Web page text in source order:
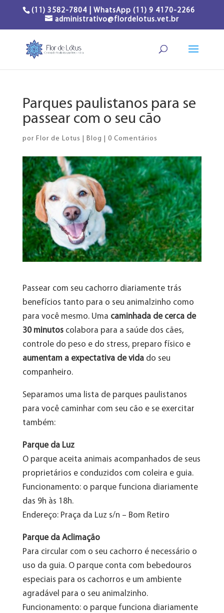
(11) 3582-7804 | WhatsApp (11) 9 4170-2266
administrativo@flordelotus.vet.br
Parques paulistanos para se
passear com o seu cão
por Flor de Lotus Blog 0 Comentários
Passear com seu cachorro diariamente trás
benefícios tanto para o seu animalzinho como
para você mesmo. Uma caminhada de cerca de
30 minutoscolabora para a saúde dos cães,
controle do peso e do stress, preparo físico e
aumentam a expectativa de vidado seu
companheiro.
Separamos uma lista de parques paulistanos
para você caminhar com seu cão e se exercitar
também:
Parque da Luz
O parque aceita animais acompanhados de seus
proprietários e conduzidos com coleira e guia.
Funcionamento: o parque funciona diariamente
das 9h às 18h.
Endereço: Praça da Luz s/n – Bom Retiro
Parque da Aclimação
Para circular com o seu cachorro é necessário o
uso da guia. O parque conta com bebedouros
especiais para os cachorros e um ambiente
agradável para o seu animalzinho.
Funcionamento: o parque funciona diariamente